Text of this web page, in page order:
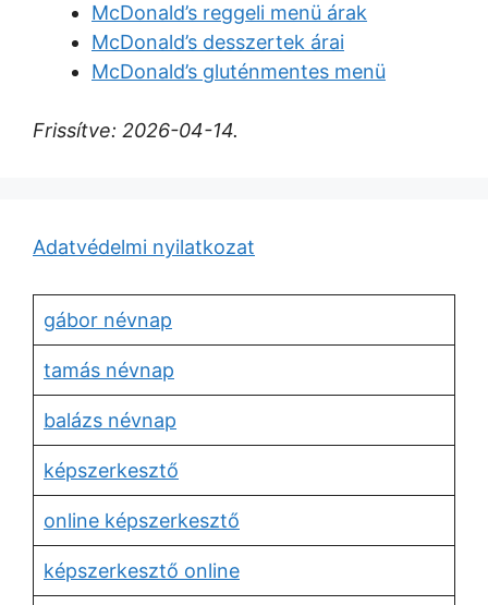
McDonald’s reggeli menü árak
McDonald’s desszertek árai
McDonald’s gluténmentes menü
Frissítve: 2026-04-14.
Adatvédelmi nyilatkozat
gábor névnap
tamás névnap
balázs névnap
képszerkesztő
online képszerkesztő
képszerkesztő online